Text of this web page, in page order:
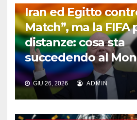
Iran ed Egitto
Match”, ma la FIFA
distanze: cosa sta
succedendo al
GIU 26, 2026 ADMIN